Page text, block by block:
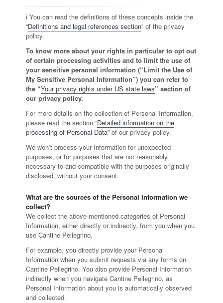
ℹ️ You can read the definitions of these concepts inside the
“Definitions and legal references section” of the privacy
policy.
To know more about your rights in particular to opt out
of certain processing activities and to limit the use of
your sensitive personal information (“Limit the Use of
My Sensitive Personal Information”) you can refer to
the “Your privacy rights under US state laws” section of
our privacy policy.
For more details on the collection of Personal Information,
please read the section “Detailed information on the
processing of Personal Data” of our privacy policy.
We won’t process your Information for unexpected
purposes, or for purposes that are not reasonably
necessary to and compatible with the purposes originally
disclosed, without your consent.
What are the sources of the Personal Information we
collect?
We collect the above-mentioned categories of Personal
Information, either directly or indirectly, from you when you
use Cantine Pellegrino.
For example, you directly provide your Personal
Information when you submit requests via any forms on
Cantine Pellegrino. You also provide Personal Information
indirectly when you navigate Cantine Pellegrino, as
Personal Information about you is automatically observed
and collected.